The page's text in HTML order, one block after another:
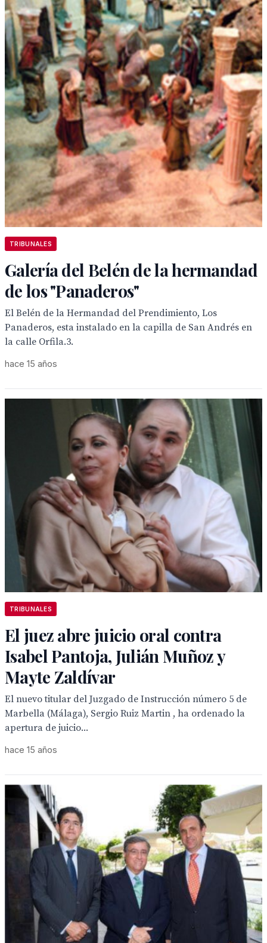
TRIBUNALES
Galería del Belén de la hermandad
de los "Panaderos"
El Belén de la Hermandad del Prendimiento, Los
Panaderos, esta instalado en la capilla de San Andrés en
la calle Orfila.3.
hace 15 años
TRIBUNALES
El juez abre juicio oral contra
Isabel Pantoja, Julián Muñoz y
Mayte Zaldívar
El nuevo titular del Juzgado de Instrucción número 5 de
Marbella (Málaga), Sergio Ruiz Martin , ha ordenado la
apertura de juicio...
hace 15 años